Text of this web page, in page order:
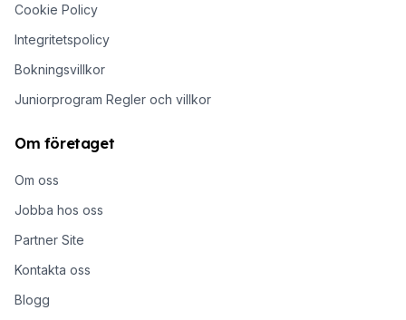
Cookie Policy
Integritetspolicy
Bokningsvillkor
Juniorprogram Regler och villkor
Om företaget
Om oss
Jobba hos oss
Partner Site
Kontakta oss
Blogg